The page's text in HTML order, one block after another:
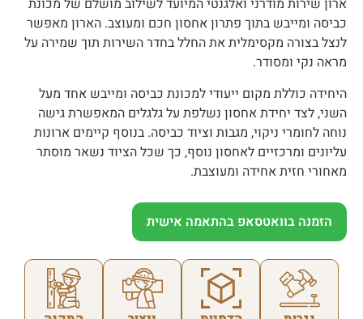
ארון שירות מודרני ואלגנטי המיועד לשילוב מושלם של מכונת
כביסה ומייבש בתוך פתרון אחסון חכם ומעוצב. הארון מאפשר
לנצל בצורה מקסימלית את החלל בחדר השירות תוך שמירה על
מראה נקי ומסודר.
היחידה כוללת מקום ייעודי למכונת כביסה ומייבש אחד מעל
השני, לצד יחידת אחסון נשלפת על גלגלים המאפשרת גישה
נוחה לחומרי ניקוי, מגבות וציוד כביסה. בנוסף קיימים ארונות
עליונים ומרכזיים לאחסון נוסף, כך שכל הציוד נשאר מוסתר
מאחורי חזית אחידה ומעוצבת.
הזמנה בוואטסאפ בהתאמה אישית